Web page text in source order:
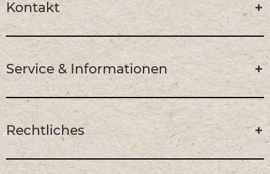
Kontakt
Service & Informationen
Rechtliches